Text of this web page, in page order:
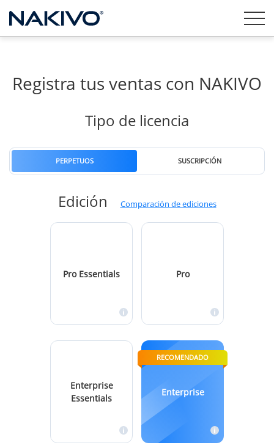
Registra tus ventas con NAKIVO
Tipo de licencia
PERPETUOS SUSCRIPCIÓN
Edición Comparación de ediciones
Pro Essentials Pro
Enterprise
Essentials
Enterprise
RECOMENDADO